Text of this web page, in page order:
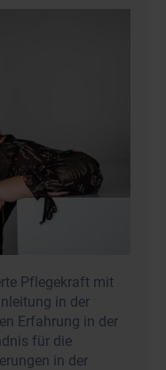
Pflegekraft mit
in der
Erfahrung in der
für die
in der